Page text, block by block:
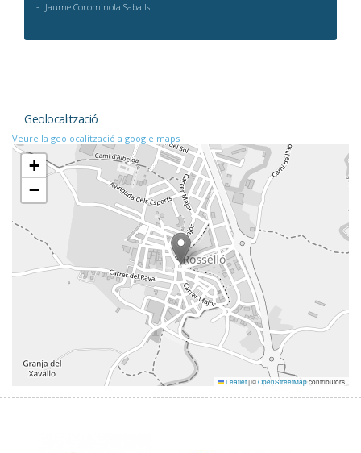
Jaume Corominola Saballs
Geolocalització
Veure la geolocalització a google maps
+
−
Leaflet|©OpenStreetMapcontributors